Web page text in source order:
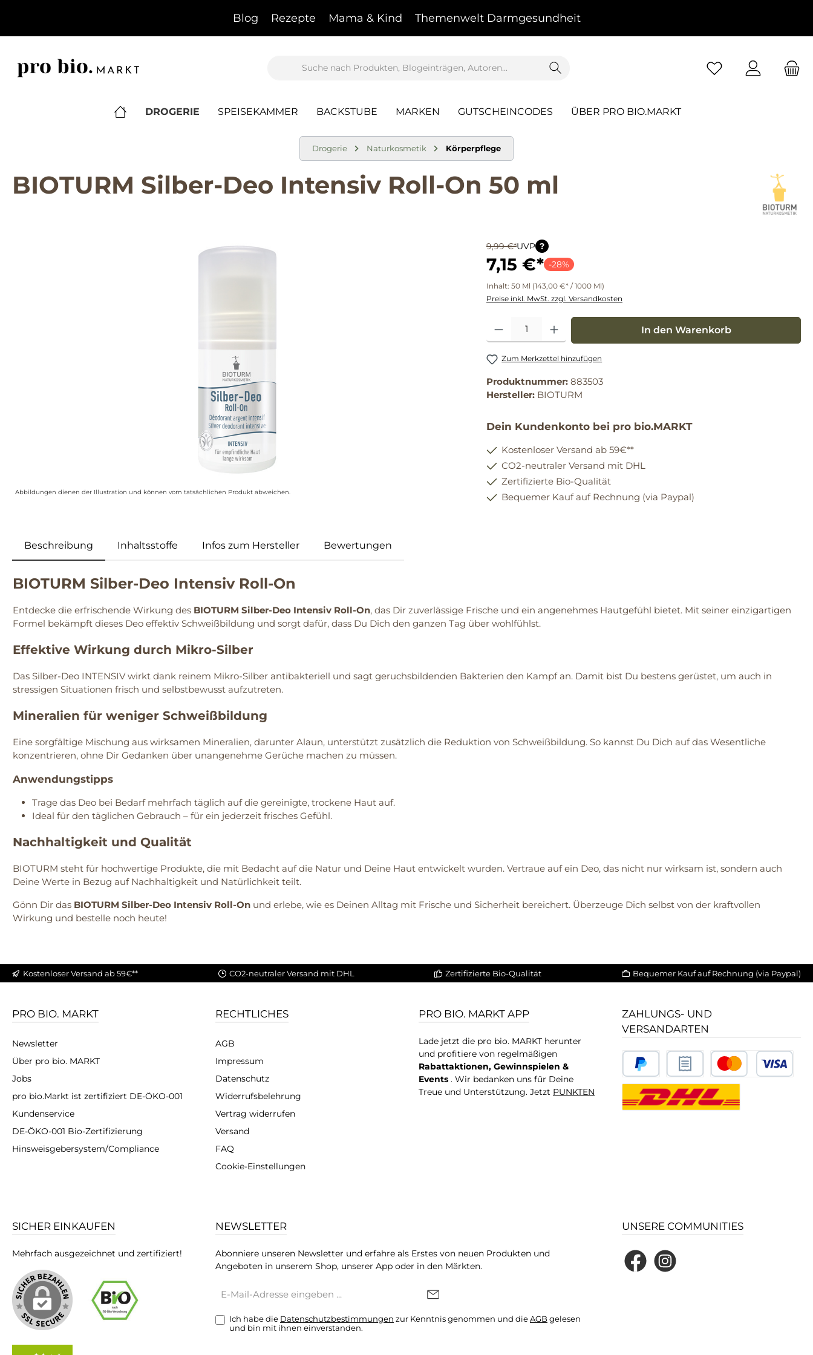
Blog Rezepte Mama & Kind Themenwelt Darmgesundheit
DROGERIE SPEISEKAMMER BACKSTUBE MARKEN GUTSCHEINCODES ÜBER PRO BIO.MARKT
Drogerie Naturkosmetik Körperpflege
BIOTURM Silber-Deo Intensiv Roll-On 50 ml
Abbildungen dienen der Illustration und können vom tatsächlichen Produkt abweichen.
9,99 €*UVP ?
7,15 €* -28%
Inhalt: 50 Ml (143,00 €* / 1000 Ml)
Preise inkl. MwSt. zzgl. Versandkosten
Produkt Anzahl: Gib den gewünschten Wert ein oder benutze die Schaltflächen um die
In den Warenkorb
Zum Merkzettel hinzufügen
Produktnummer: 883503
Hersteller: BIOTURM
Dein Kundenkonto bei pro bio.MARKT
Kostenloser Versand ab 59€**
CO2-neutraler Versand mit DHL
Zertifizierte Bio-Qualität
Bequemer Kauf auf Rechnung (via Paypal)
Beschreibung Inhaltsstoffe Infos zum Hersteller Bewertungen
BIOTURM Silber-Deo Intensiv Roll-On
Entdecke die erfrischende Wirkung des BIOTURM Silber-Deo Intensiv Roll-On, das Dir zuverlässige Frische und ein angenehmes Hautgefühl bietet. Mit seiner einzigartigen
Formel bekämpft dieses Deo effektiv Schweißbildung und sorgt dafür, dass Du Dich den ganzen Tag über wohlfühlst.
Effektive Wirkung durch Mikro-Silber
Das Silber-Deo INTENSIV wirkt dank reinem Mikro-Silber antibakteriell und sagt geruchsbildenden Bakterien den Kampf an. Damit bist Du bestens gerüstet, um auch in
stressigen Situationen frisch und selbstbewusst aufzutreten.
Mineralien für weniger Schweißbildung
Eine sorgfältige Mischung aus wirksamen Mineralien, darunter Alaun, unterstützt zusätzlich die Reduktion von Schweißbildung. So kannst Du Dich auf das Wesentliche
konzentrieren, ohne Dir Gedanken über unangenehme Gerüche machen zu müssen.
Anwendungstipps
Trage das Deo bei Bedarf mehrfach täglich auf die gereinigte, trockene Haut auf.
Ideal für den täglichen Gebrauch – für ein jederzeit frisches Gefühl.
Nachhaltigkeit und Qualität
BIOTURM steht für hochwertige Produkte, die mit Bedacht auf die Natur und Deine Haut entwickelt wurden. Vertraue auf ein Deo, das nicht nur wirksam ist, sondern auch
Deine Werte in Bezug auf Nachhaltigkeit und Natürlichkeit teilt.
Gönn Dir das BIOTURM Silber-Deo Intensiv Roll-On und erlebe, wie es Deinen Alltag mit Frische und Sicherheit bereichert. Überzeuge Dich selbst von der kraftvollen
Wirkung und bestelle noch heute!
Kostenloser Versand ab 59€** CO2-neutraler Versand mit DHL Zertifizierte Bio-Qualität Bequemer Kauf auf Rechnung (via Paypal)
PRO BIO. MARKT
Newsletter
Über pro bio. MARKT
Jobs
pro bio.Markt ist zertifiziert DE-ÖKO-001
Kundenservice
DE-ÖKO-001 Bio-Zertifizierung
Hinsweisgebersystem/Compliance
RECHTLICHES
AGB
Impressum
Datenschutz
Widerrufsbelehrung
Vertrag widerrufen
Versand
FAQ
Cookie-Einstellungen
PRO BIO. MARKT APP
Lade jetzt die pro bio. MARKT herunter
und profitiere von regelmäßigen
Rabattaktionen, Gewinnspielen &
Events . Wir bedanken uns für Deine
Treue und Unterstützung. Jetzt PUNKTEN
ZAHLUNGS- UND
VERSANDARTEN
SICHER EINKAUFEN
Mehrfach ausgezeichnet und zertifiziert!
NEWSLETTER
Abonniere unseren Newsletter und erfahre als Erstes von neuen Produkten und
Angeboten in unserem Shop, unserer App oder in den Märkten.
Mail-
Ich habe die Datenschutzbestimmungen zur Kenntnis genommen und dieAGBgelesen
und bin mit ihnen einverstanden.
UNSERE COMMUNITIES
FacebookInstagram